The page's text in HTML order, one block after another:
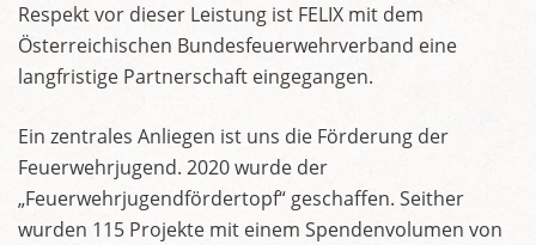
Respekt vor dieser Leistung ist FELIX mit dem
Österreichischen Bundesfeuerwehrverband eine
langfristige Partnerschaft eingegangen.
Ein zentrales Anliegen ist uns die Förderung der
Feuerwehrjugend. 2020 wurde der
„Feuerwehrjugendfördertopf“ geschaffen. Seither
wurden 115 Projekte mit einem Spendenvolumen von